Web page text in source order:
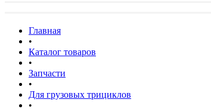
Главная
•
Каталог товаров
•
Запчасти
•
Для грузовых трициклов
•